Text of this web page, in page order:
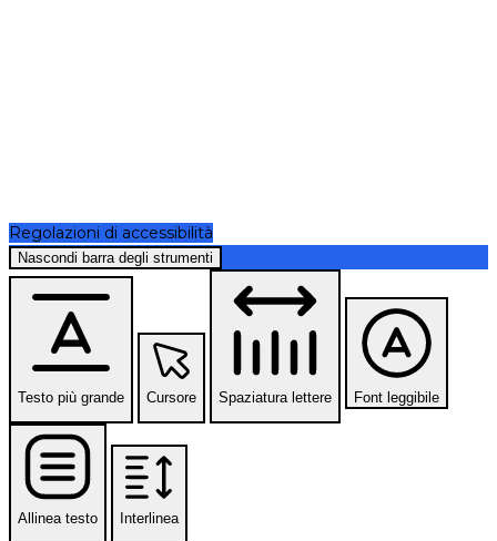
Regolazioni di accessibilità
Nascondi barra degli strumenti
Testo più grande Cursore Spaziatura lettere Font leggibile
Allinea testo Interlinea